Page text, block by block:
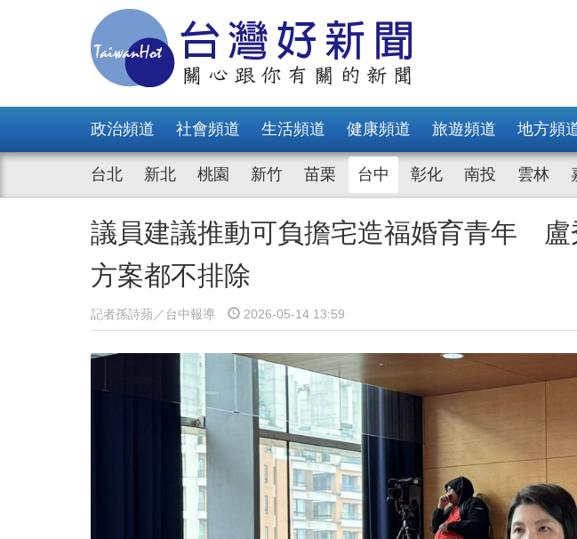
政治頻道 社會頻道 生活頻道 健康頻道 旅遊頻道 地方頻
台北 新北 桃園 新竹 苗栗 台中 彰化 南投 雲林
議員建議推動可負擔宅造福婚育青年 盧
方案都不排除
記者孫詩蘋／台中報導 2026-05-14 13:59